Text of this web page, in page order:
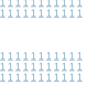
1 1 1 1 1 1 1 1 1 1 1
1 1 1 1 1 1 1 1 1 1 1
1 1 1 1 1 1 1 1 1 1 1
1 1 1 1 1 1 1 1 1 1 1
1 1 1 1 1 1 1 1 1 1 1